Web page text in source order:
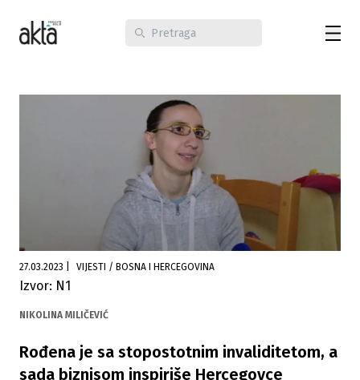
27.03.2023 VIJESTI / BOSNA I HERCEGOVINA
Izvor: N1
NIKOLINA MILIČEVIĆ
Rođena je sa stopostotnim invaliditetom, a
sada biznisom inspiriše Hercegovce